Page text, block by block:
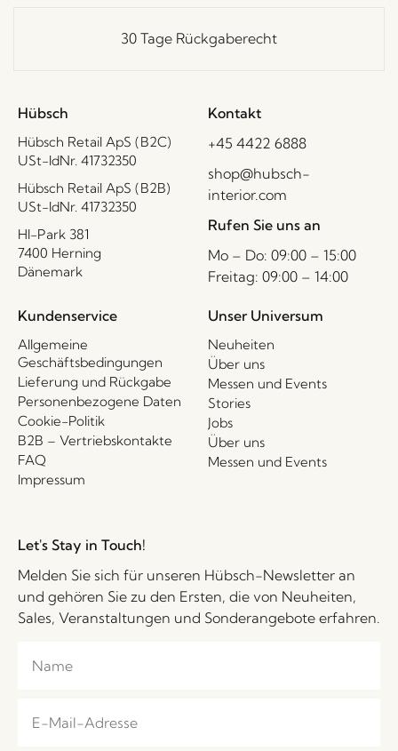
30 Tage Rückgaberecht
Hübsch
Hübsch Retail ApS (B2C)
USt-IdNr. 41732350
Hübsch Retail ApS (B2B)
USt-IdNr. 41732350
HI-Park 381
7400 Herning
Dänemark
Kontakt
+45 4422 6888
shop@hubsch-
interior.com
Rufen Sie uns an
Mo – Do: 09:00 – 15:00
Freitag: 09:00 – 14:00
Kundenservice
Allgemeine
Geschäftsbedingungen
Lieferung und Rückgabe
Personenbezogene Daten
Cookie-Politik
B2B – Vertriebskontakte
FAQ
Impressum
Unser Universum
Neuheiten
Über uns
Messen und Events
Stories
Jobs
Über uns
Messen und Events
Let's Stay in Touch!
Melden Sie sich für unseren Hübsch-Newsletter an
und gehören Sie zu den Ersten, die von Neuheiten,
Sales, Veranstaltungen und Sonderangebote erfahren.